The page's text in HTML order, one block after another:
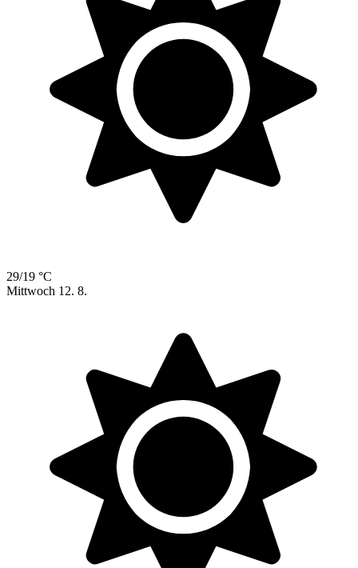
29/19 °C
Mittwoch 12. 8.